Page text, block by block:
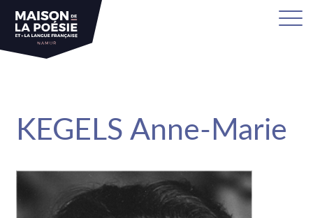
KEGELS Anne-Marie